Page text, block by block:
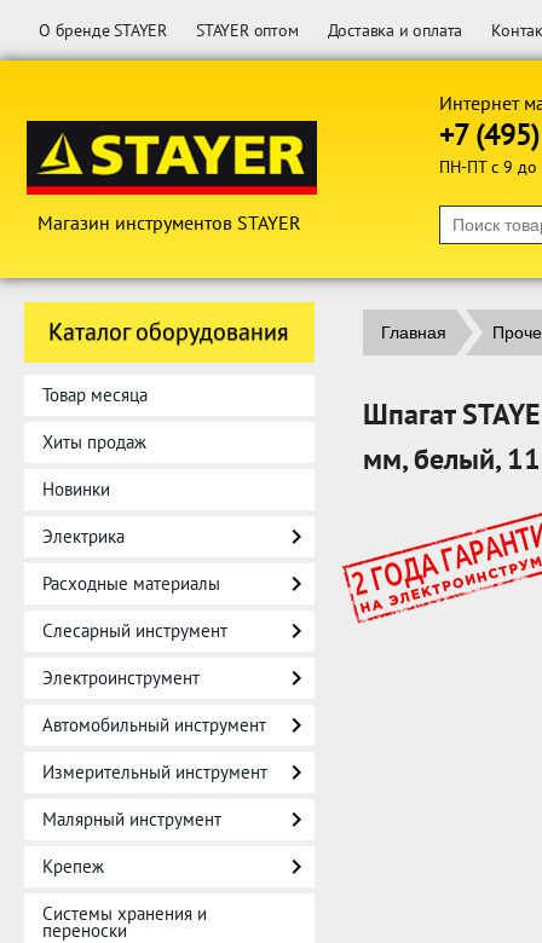
О бренде STAYER STAYER оптом Доставка и оплата
Магазин инструментов STAYER
Интернет
+7
ПН-ПТ с 9 до
Каталог оборудования
Товар месяца
Хиты продаж
Новинки
Электрика
Расходные материалы
Слесарный инструмент
Электроинструмент
Автомобильный инструмент
Измерительный инструмент
Малярный инструмент
Крепеж
Системы хранения и
переноски
Главная
Шпагат
мм, белый,